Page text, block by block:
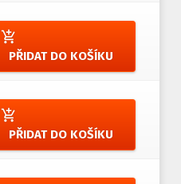
add_shopping_cart
PŘIDAT DO KOŠÍKU
add_shopping_cart
PŘIDAT DO KOŠÍKU